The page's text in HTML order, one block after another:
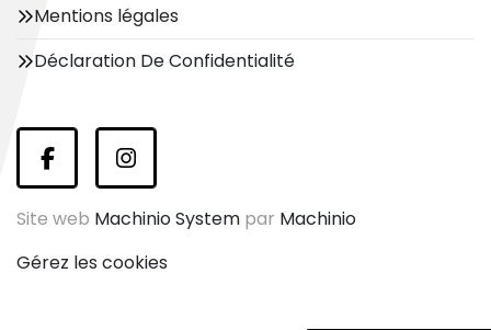
Mentions légales
Déclaration De Confidentialité
facebookinstagram
Site web Machinio System par Machinio
Gérez les cookies